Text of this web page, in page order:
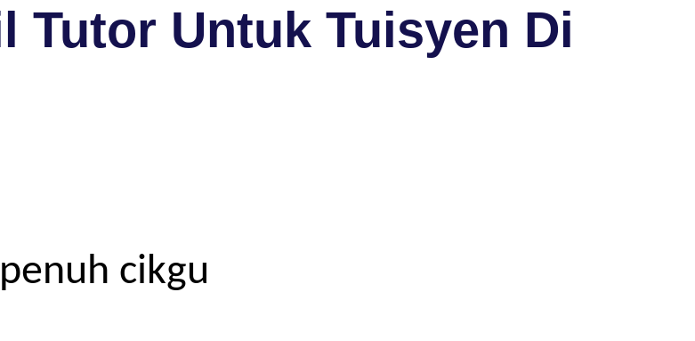
Tutor Untuk Tuisyen Di
cikgu